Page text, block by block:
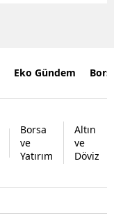
Eko Gündem
Borsa
ve
Yatırım
Altın
ve
Döviz